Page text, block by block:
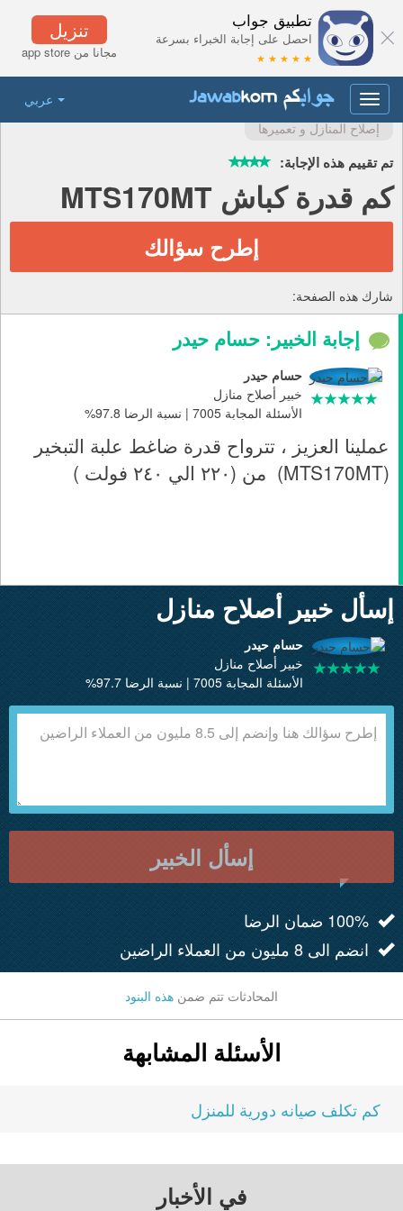
تنزيل
مجانا من app store
تطبيق جواب
احصل على إجابة الخبراء بسرعة
★ ★ ★ ★ ★
عربي
Toggle
navigation
إصلاح المنازل و تعميرها
تم تقييم هذه الإجابة:
كم قدرة كباش MTS170MT
إطرح سؤالك
شارك هذه الصفحة:
إجابة الخبير: حسام حيدر
حسام حيدر
خبير أصلاح منازل
الأسئلة المجابة 7005 | نسبة الرضا 97.8%
عملينا العزيز ، تترواح قدرة ضاغط علبة التبخير
(MTS170MT) من (٢٢٠ الي ٢٤٠ فولت )
إسأل خبير أصلاح منازل
حسام حيدر
خبير أصلاح منازل
الأسئلة المجابة 7005 | نسبة الرضا 97.7%
إسأل الخبير
100% ضمان الرضا
انضم الى 8 مليون من العملاء الراضين
المحادثات تتم ضمن هذه البنود
الأسئلة المشابهة
كم تكلف صيانه دورية للمنزل
في الأخبار